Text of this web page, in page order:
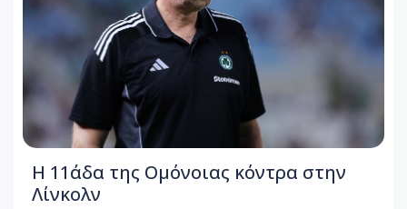
Η 11άδα της Ομόνοιας κόντρα στην
Λίνκολν